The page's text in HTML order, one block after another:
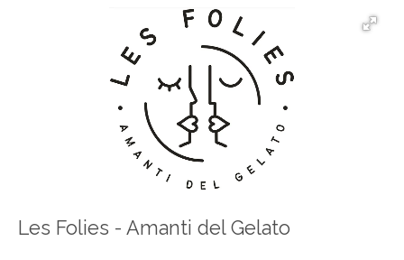
Les Folies - Amanti del Gelato